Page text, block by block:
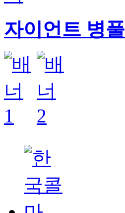
자이언트 병